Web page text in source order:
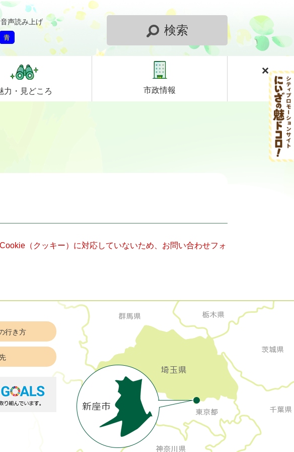
音声読み上げ
青
検索
力・ 見どころ 市政情報
（クッキー）に対応していないため、お問い合わせフォ
行き方